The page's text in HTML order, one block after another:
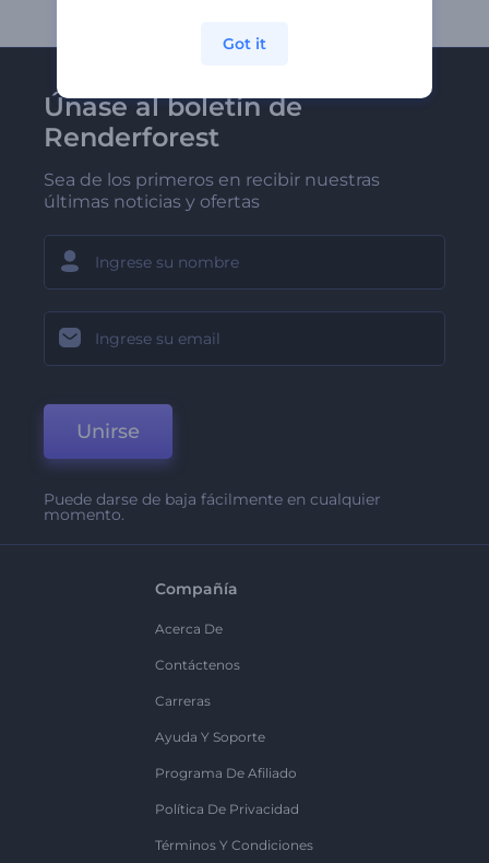
Únase al boletín de
Renderforest
Sea de los primeros en recibir nuestras
últimas noticias y ofertas
Unirse
Puede darse de baja fácilmente en cualquier
momento.
Compañía
Acerca De
Contáctenos
Carreras
Ayuda Y Soporte
Programa De Afiliado
Política De Privacidad
Términos Y Condiciones
Got it